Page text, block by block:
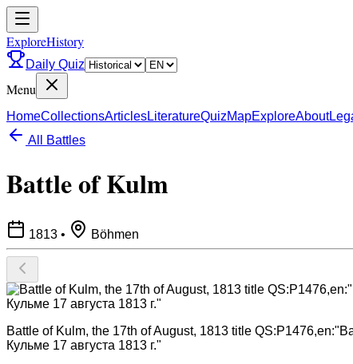
ExploreHistory
Daily Quiz
Menu
HomeCollectionsArticlesLiteratureQuizMapExploreAbout
All Battles
Battle of Kulm
1813 • Böhmen
Battle of Kulm, the 17th of August, 1813 title
Кульме 17 августа 1813 г."